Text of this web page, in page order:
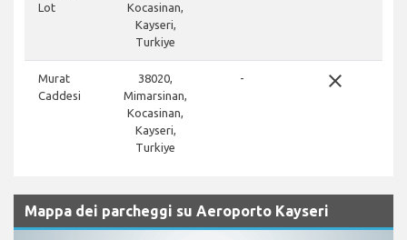
Lot
Kocasinan,
Kayseri,
Turkiye
Murat
Caddesi
38020,
Mimarsinan,
Kocasinan,
Kayseri,
Turkiye
- close
Mappa dei parcheggi su Aeroporto Kayseri